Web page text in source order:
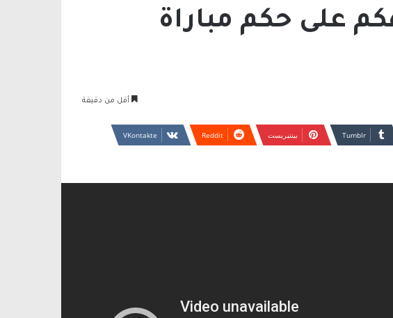
على حكم مباراة
أقل من دقيقة
بينتيريست